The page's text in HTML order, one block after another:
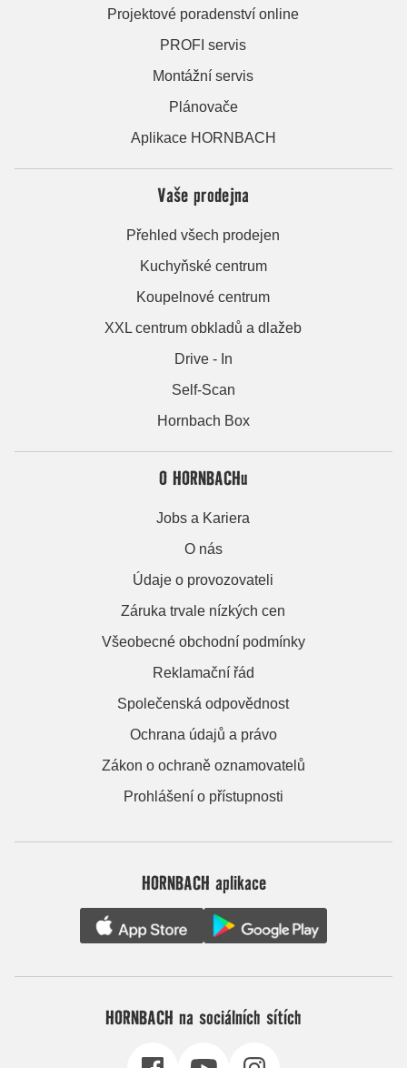
Projektové poradenství online
PROFI servis
Montážní servis
Plánovače
Aplikace HORNBACH
Vaše prodejna
Přehled všech prodejen
Kuchyňské centrum
Koupelnové centrum
XXL centrum obkladů a dlažeb
Drive - In
Self-Scan
Hornbach Box
O HORNBACHu
Jobs a Kariera
O nás
Údaje o provozovateli
Záruka trvale nízkých cen
Všeobecné obchodní podmínky
Reklamační řád
Společenská odpovědnost
Ochrana údajů a právo
Zákon o ochraně oznamovatelů
Prohlášení o přístupnosti
HORNBACH aplikace
HORNBACH na sociálních sítích